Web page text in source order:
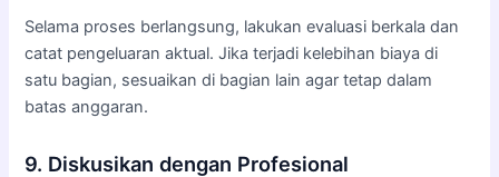
Selama proses berlangsung, lakukan evaluasi berkala dan
catat pengeluaran aktual. Jika terjadi kelebihan biaya di
satu bagian, sesuaikan di bagian lain agar tetap dalam
batas anggaran.
9. Diskusikan dengan Profesional